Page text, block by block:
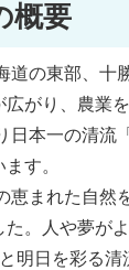
概要
道の東部、十
広がり、農業
日本一の清流
す。
恵まれた自然
た。人や夢が
明日を彩る